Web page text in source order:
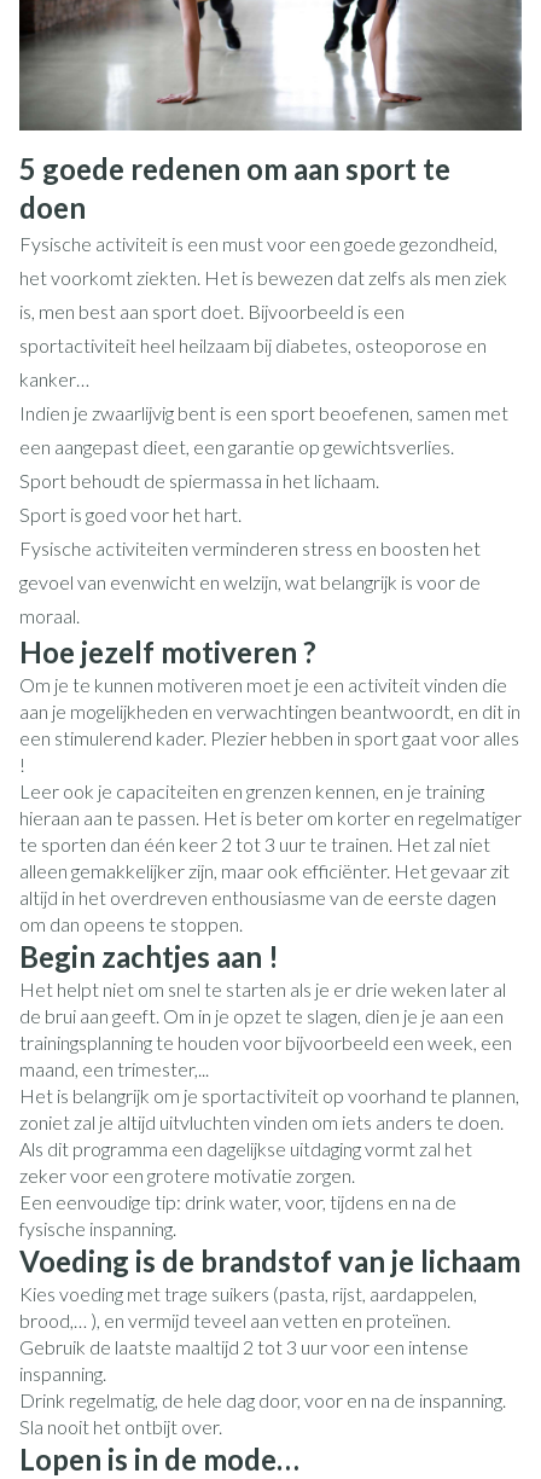
5 goede redenen om aan sport te
doen
Fysische activiteit is een must voor een goede gezondheid,
het voorkomt ziekten. Het is bewezen dat zelfs als men ziek
is, men best aan sport doet. Bijvoorbeeld is een
sportactiviteit heel heilzaam bij diabetes, osteoporose en
kanker…
Indien je zwaarlijvig bent is een sport beoefenen, samen met
een aangepast dieet, een garantie op gewichtsverlies.
Sport behoudt de spiermassa in het lichaam.
Sport is goed voor het hart.
Fysische activiteiten verminderen stress en boosten het
gevoel van evenwicht en welzijn, wat belangrijk is voor de
moraal.
Hoe jezelf motiveren ?
Om je te kunnen motiveren moet je een activiteit vinden die
aan je mogelijkheden en verwachtingen beantwoordt, en dit in
een stimulerend kader. Plezier hebben in sport gaat voor alles
!
Leer ook je capaciteiten en grenzen kennen, en je training
hieraan aan te passen. Het is beter om korter en regelmatiger
te sporten dan één keer 2 tot 3 uur te trainen. Het zal niet
alleen gemakkelijker zijn, maar ook efficiënter. Het gevaar zit
altijd in het overdreven enthousiasme van de eerste dagen
om dan opeens te stoppen.
Begin zachtjes aan !
Het helpt niet om snel te starten als je er drie weken later al
de brui aan geeft. Om in je opzet te slagen, dien je je aan een
trainingsplanning te houden voor bijvoorbeeld een week, een
maand, een trimester,...
Het is belangrijk om je sportactiviteit op voorhand te plannen,
zoniet zal je altijd uitvluchten vinden om iets anders te doen.
Als dit programma een dagelijkse uitdaging vormt zal het
zeker voor een grotere motivatie zorgen.
Een eenvoudige tip: drink water, voor, tijdens en na de
fysische inspanning.
Voeding is de brandstof van je lichaam
Kies voeding met trage suikers (pasta, rijst, aardappelen,
brood,… ), en vermijd teveel aan vetten en proteïnen.
Gebruik de laatste maaltijd 2 tot 3 uur voor een intense
inspanning.
Drink regelmatig, de hele dag door, voor en na de inspanning.
Sla nooit het ontbijt over.
Lopen is in de mode…